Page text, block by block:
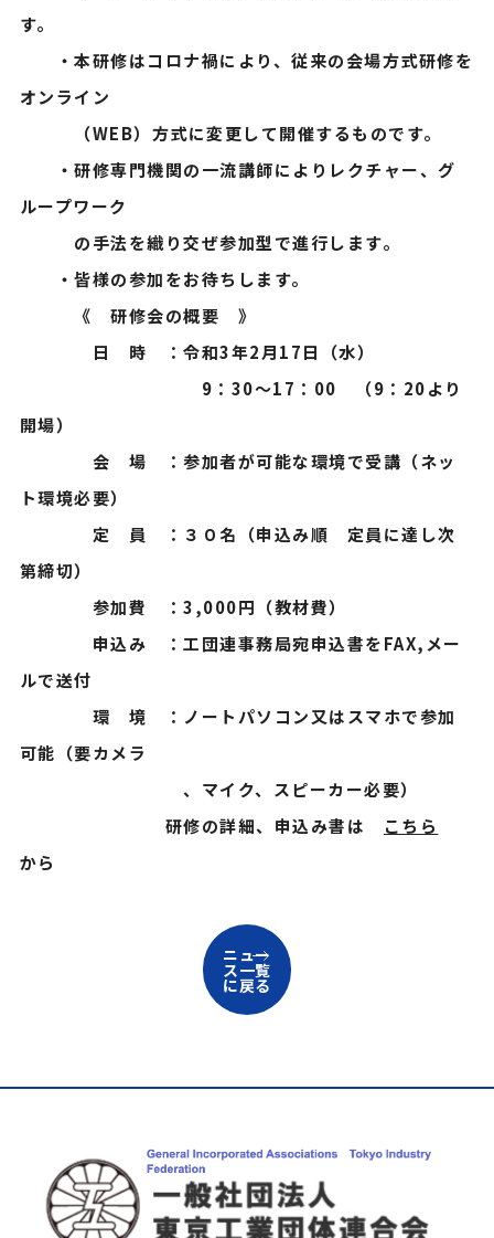
す。
・本研修はコロナ禍により、従来の会場方式研修を
オンライン
（WEB）方式に変更して開催するものです。
・研修専門機関の一流講師によりレクチャー、グ
ループワーク
の手法を織り交ぜ参加型で進行します。
・皆様の参加をお待ちします。
《 研修会の概要 》
日 時 ：令和3年2月17日（水）
9：30～17：00 （9：20より
開場）
会 場 ：参加者が可能な環境で受講（ネッ
ト環境必要）
定 員 ：３０名（申込み順 定員に達し次
第締切）
参加費 ：3,000円（教材費）
申込み ：工団連事務局宛申込書をFAX,メー
ルで送付
環 境 ：ノートパソコン又はスマホで参加
可能（要カメラ
、マイク、スピーカー必要）
研修の詳細、申込み書は こちら
から
ニュー
ス一覧
に戻る